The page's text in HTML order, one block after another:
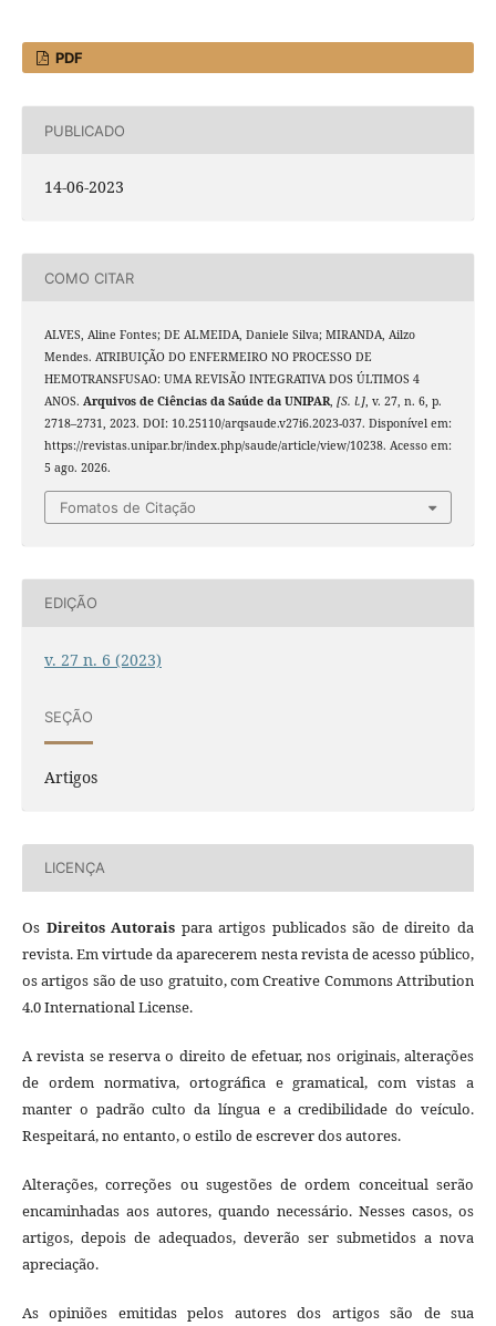
PDF
PUBLICADO
14-06-2023
COMO CITAR
ALVES, Aline Fontes; DE ALMEIDA, Daniele Silva; MIRANDA, Ailzo
Mendes. ATRIBUIÇÃO DO ENFERMEIRO NO PROCESSO DE
HEMOTRANSFUSAO: UMA REVISÃO INTEGRATIVA DOS ÚLTIMOS 4
ANOS. Arquivos de Ciências da Saúde da UNIPAR, [S. l.], v. 27, n. 6, p.
2718–2731, 2023. DOI: 10.25110/arqsaude.v27i6.2023-037. Disponível em:
https://revistas.unipar.br/index.php/saude/article/view/10238. Acesso em:
5 ago. 2026.
Fomatos de Citação
EDIÇÃO
v. 27 n. 6 (2023)
SEÇÃO
Artigos
LICENÇA
Os Direitos Autorais para artigos publicados são de direito da
revista. Em virtude da aparecerem nesta revista de acesso público,
os artigos são de uso gratuito, com Creative Commons Attribution
4.0 International License.
A revista se reserva o direito de efetuar, nos originais, alterações
de ordem normativa, ortográfica e gramatical, com vistas a
manter o padrão culto da língua e a credibilidade do veículo.
Respeitará, no entanto, o estilo de escrever dos autores.
Alterações, correções ou sugestões de ordem conceitual serão
encaminhadas aos autores, quando necessário. Nesses casos, os
artigos, depois de adequados, deverão ser submetidos a nova
apreciação.
As opiniões emitidas pelos autores dos artigos são de sua